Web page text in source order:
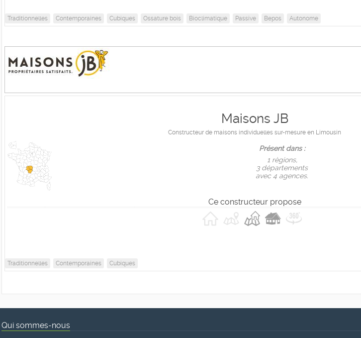
Traditionnelles Contemporaines Cubiques Ossature bois Bioclimatique Passive Bepos Autonome
Maisons JB
Constructeur de maisons individuelles sur-mesure en Limousin
Présent dans :
1 règions,
3 départements
avec 4 agences.
Ce constructeur propose
Traditionnelles Contemporaines Cubiques
Qui sommes-nous